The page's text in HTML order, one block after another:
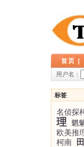
首页
用户名：
标签
名侦探
理
魍
欧美推
柯南